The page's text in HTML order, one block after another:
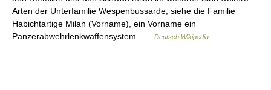
Arten der Unterfamilie Wespenbussarde, siehe die Familie
Habichtartige Milan (Vorname), ein Vorname ein
Panzerabwehrlenkwaffensystem …
Deutsch Wikipedia